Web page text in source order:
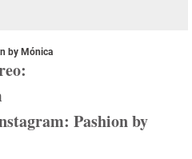
by Mónica
Pashion by